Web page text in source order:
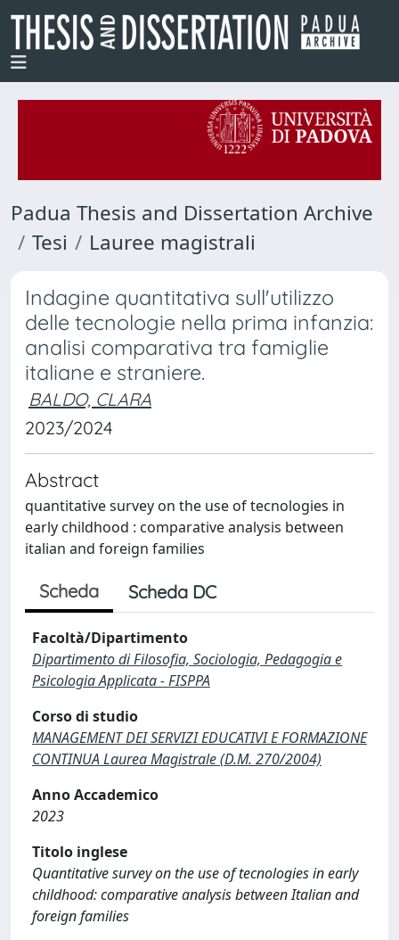
Padua Thesis and Dissertation Archive
Tesi
Lauree magistrali
Indagine quantitativa sull'utilizzo
delle tecnologie nella prima infanzia:
analisi comparativa tra famiglie
italiane e straniere.
BALDO, CLARA
2023/2024
Abstract
quantitative survey on the use of tecnologies in
early childhood : comparative analysis between
italian and foreign families
Scheda Scheda DC
Facoltà/Dipartimento
Dipartimento di Filosofia, Sociologia, Pedagogia e
Psicologia Applicata - FISPPA
Corso di studio
MANAGEMENT DEI SERVIZI EDUCATIVI E FORMAZIONE
CONTINUA Laurea Magistrale (D.M. 270/2004)
Anno Accademico
2023
Titolo inglese
Quantitative survey on the use of tecnologies in early
childhood: comparative analysis between Italian and
foreign families